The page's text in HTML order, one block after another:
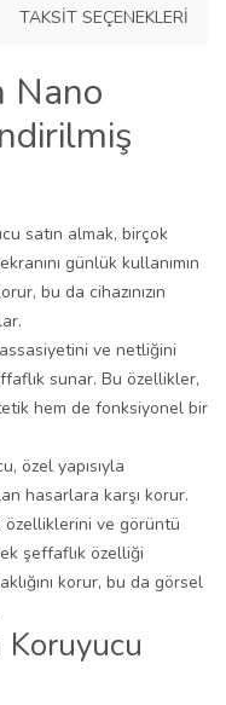
TAKSIT SEÇENEKLERI
Nano
satın almak, birçok
günlük kullanımın
bu da cihazınızın
ve netliğini
sunar. Bu özellikler,
hem de fonksiyonel bir
özel yapısıyla
hasarlara karşı korur.
özelliklerini ve görüntü
şeffaflık özelliği
korur, bu da görsel